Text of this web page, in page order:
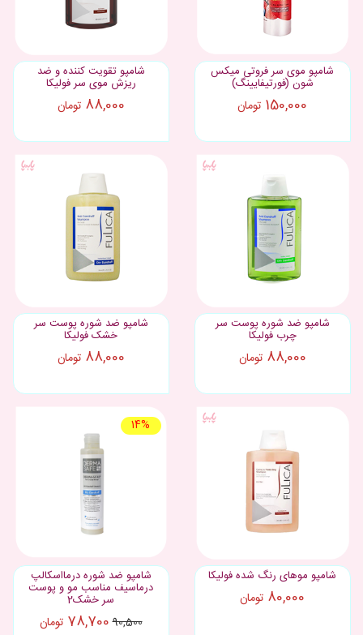
شامپو موی سر فروتی میکس
شون (فورتیفایینگ)
150,000 تومان
شامپو تقویت کننده و ضد
ریزش موی سر فولیکا
88,000 تومان
شامپو ضد شوره پوست سر
چرب فولیکا
88,000 تومان
شامپو ضد شوره پوست سر
خشک فولیکا
88,000 تومان
شامپو موهای رنگ شده فوليکا
80,000 تومان
14%
شامپو ضد شوره درمااسکالپ
درماسیف مناسب مو و پوست
سر خشک2
90,500
78,700 تومان